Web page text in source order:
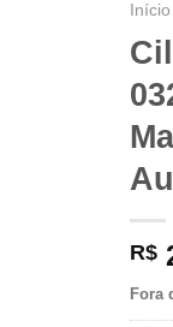
Início
R$
Fora